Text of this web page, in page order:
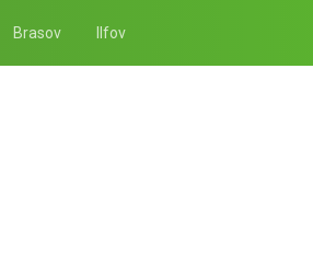
Brasov Ilfov